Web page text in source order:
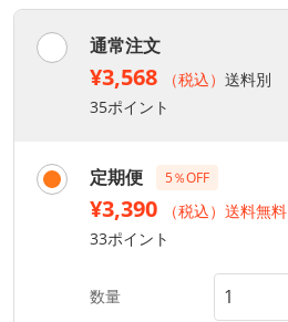
通常注文
¥3,568 （税込） 送料別
35ポイント
定期便 5％OFF
¥3,390
（税込）送料無料
33ポイント
数量